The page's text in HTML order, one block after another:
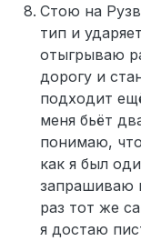
Стою на
тип и
отыгрываю
дорогу и
подходит
меня бьёт
понимаю,
как я был
запрашиваю
раз тот же
я достаю